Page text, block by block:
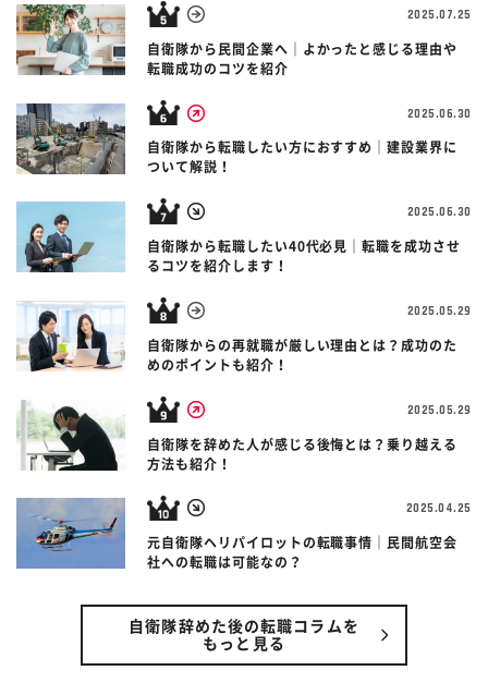
2025.07.25
自衛隊から民間企業へ｜よかったと感じる理由や
転職成功のコツを紹介
2025.06.30
自衛隊から転職したい方におすすめ｜建設業界に
ついて解説！
2025.06.30
自衛隊から転職したい40代必見｜転職を成功させ
るコツを紹介します！
2025.05.29
自衛隊からの再就職が厳しい理由とは？成功のた
めのポイントも紹介！
2025.05.29
自衛隊を辞めた人が感じる後悔とは？乗り越える
方法も紹介！
2025.04.25
元自衛隊ヘリパイロットの転職事情｜民間航空会
社への転職は可能なの？
自衛隊辞めた後の転職コラムを
もっと見る